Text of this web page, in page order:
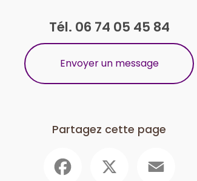
Tél. 06 74 05 45 84
Envoyer un message
Partagez cette page